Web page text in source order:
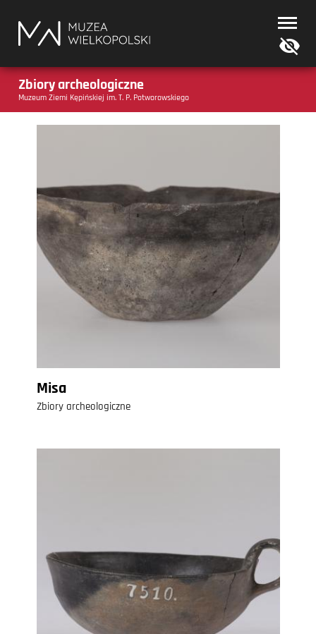
Muzea
Wielkopolski
Zbiory archeologiczne
Muzeum Ziemi Kępińskiej im. T. P. Potworowskiego
Misa
Zbiory archeologiczne